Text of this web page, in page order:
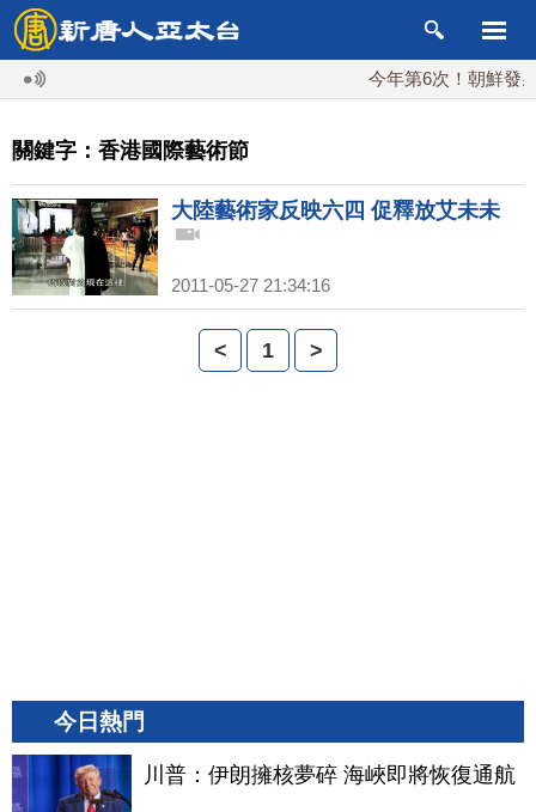
今年第6次！朝鮮發射
關鍵字：香港國際藝術節
大陸藝術家反映六四 促釋放艾未未
2011-05-27 21:34:16
< 1 >
今日熱門
川普：伊朗擁核夢碎 海峽即將恢復通航